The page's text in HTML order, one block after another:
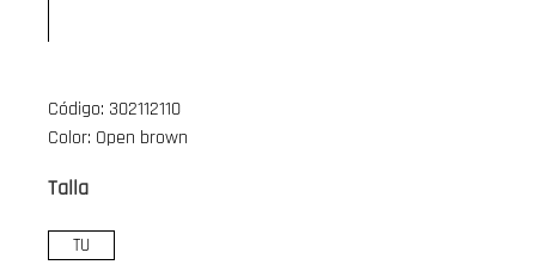
Código: 302112110
Color: Open brown
Talla
TU